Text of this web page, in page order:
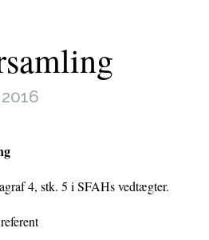
4, stk. 5 i SFAHs vedtægter.